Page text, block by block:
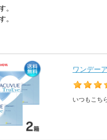
。
。
ワンデー
いつもこち